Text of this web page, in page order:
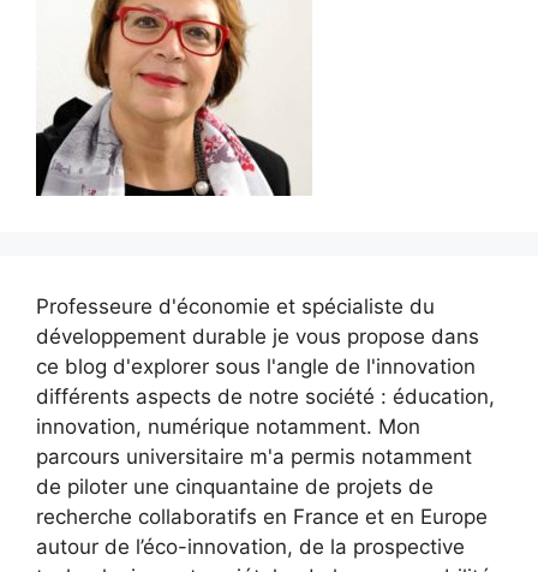
Professeure d'économie et spécialiste du
développement durable je vous propose dans
ce blog d'explorer sous l'angle de l'innovation
différents aspects de notre société : éducation,
innovation, numérique notamment. Mon
parcours universitaire m'a permis notamment
de piloter une cinquantaine de projets de
recherche collaboratifs en France et en Europe
autour de l’éco-innovation, de la prospective